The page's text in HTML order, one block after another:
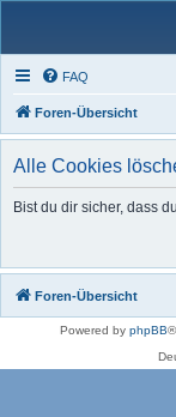
FAQ
Foren-Übersicht
Alle Cookies
Bist du dir sicher, dass
Foren-Übersicht
Powered by phpBB